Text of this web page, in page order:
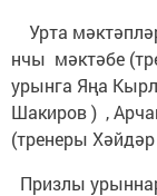
Урта
нчы мәктәбе
урынга Яңа
Шакиров ) ,
(тренеры
Призлы